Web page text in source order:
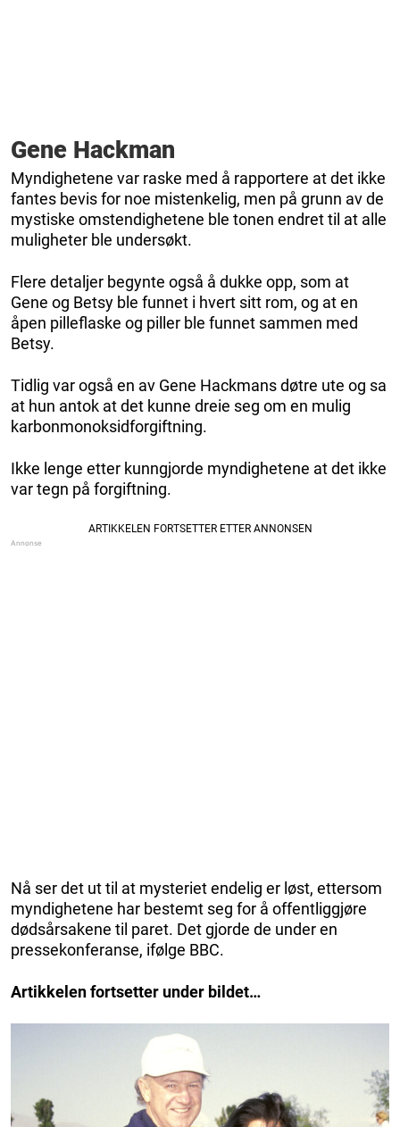
Gene Hackman
Myndighetene var raske med å rapportere at det ikke
fantes bevis for noe mistenkelig, men på grunn av de
mystiske omstendighetene ble tonen endret til at alle
muligheter ble undersøkt.
Flere detaljer begynte også å dukke opp, som at
Gene og Betsy ble funnet i hvert sitt rom, og at en
åpen pilleflaske og piller ble funnet sammen med
Betsy.
Tidlig var også en av Gene Hackmans døtre ute og sa
at hun antok at det kunne dreie seg om en mulig
karbonmonoksidforgiftning.
Ikke lenge etter kunngjorde myndighetene at det ikke
var tegn på forgiftning.
Nå ser det ut til at mysteriet endelig er løst, ettersom
myndighetene har bestemt seg for å offentliggjøre
dødsårsakene til paret. Det gjorde de under en
pressekonferanse, ifølge BBC.
Artikkelen fortsetter under bildet…